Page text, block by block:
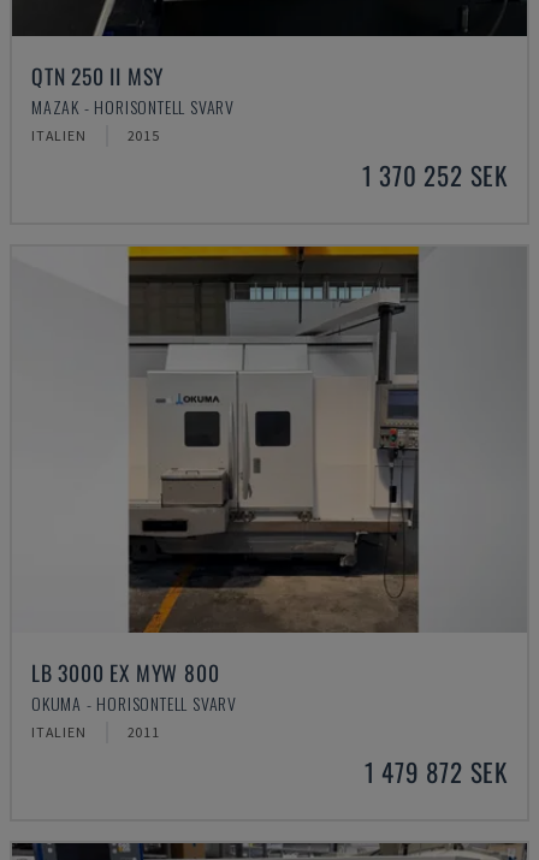
QTN 250 II MSY
MAZAK - HORISONTELL SVARV
ITALIEN 2015
1 370 252 SEK
LB 3000 EX MYW 800
OKUMA - HORISONTELL SVARV
ITALIEN 2011
1 479 872 SEK